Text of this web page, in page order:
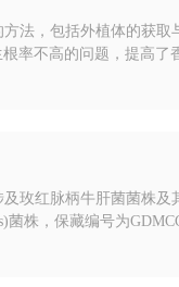
法，包括外植体的获
率不高的问题，提高
替培养，达到幼苗的
玫红脉柄牛肝菌菌株
菌株，保藏编号为
期短、出菇早。本发